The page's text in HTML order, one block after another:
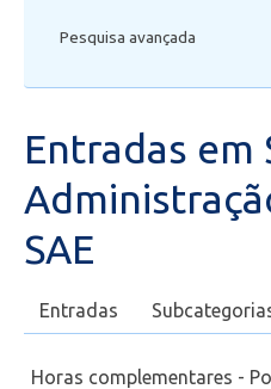
Secretaria de
Financeiro
Biblioteca
Pesquisa avançada
Entradas em
SAE
Entradas
Horas complementares -